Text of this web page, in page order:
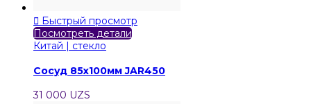
 Быстрый просмотр
Посмотреть детали
Китай | стекло
Сосуд 85х100мм JAR450
31 000 UZS